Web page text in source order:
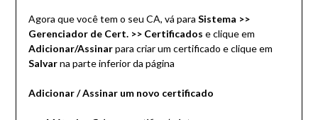
Agora que você tem o seu CA, vá para Sistema >>
Gerenciador de Cert. >> Certificados e clique em
Adicionar/Assinarpara criar um certificado e clique em
Salvarna parte inferior da página
Adicionar / Assinar um novo certificado